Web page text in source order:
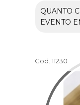
QUANTO
EVENTO
Cod.:11230